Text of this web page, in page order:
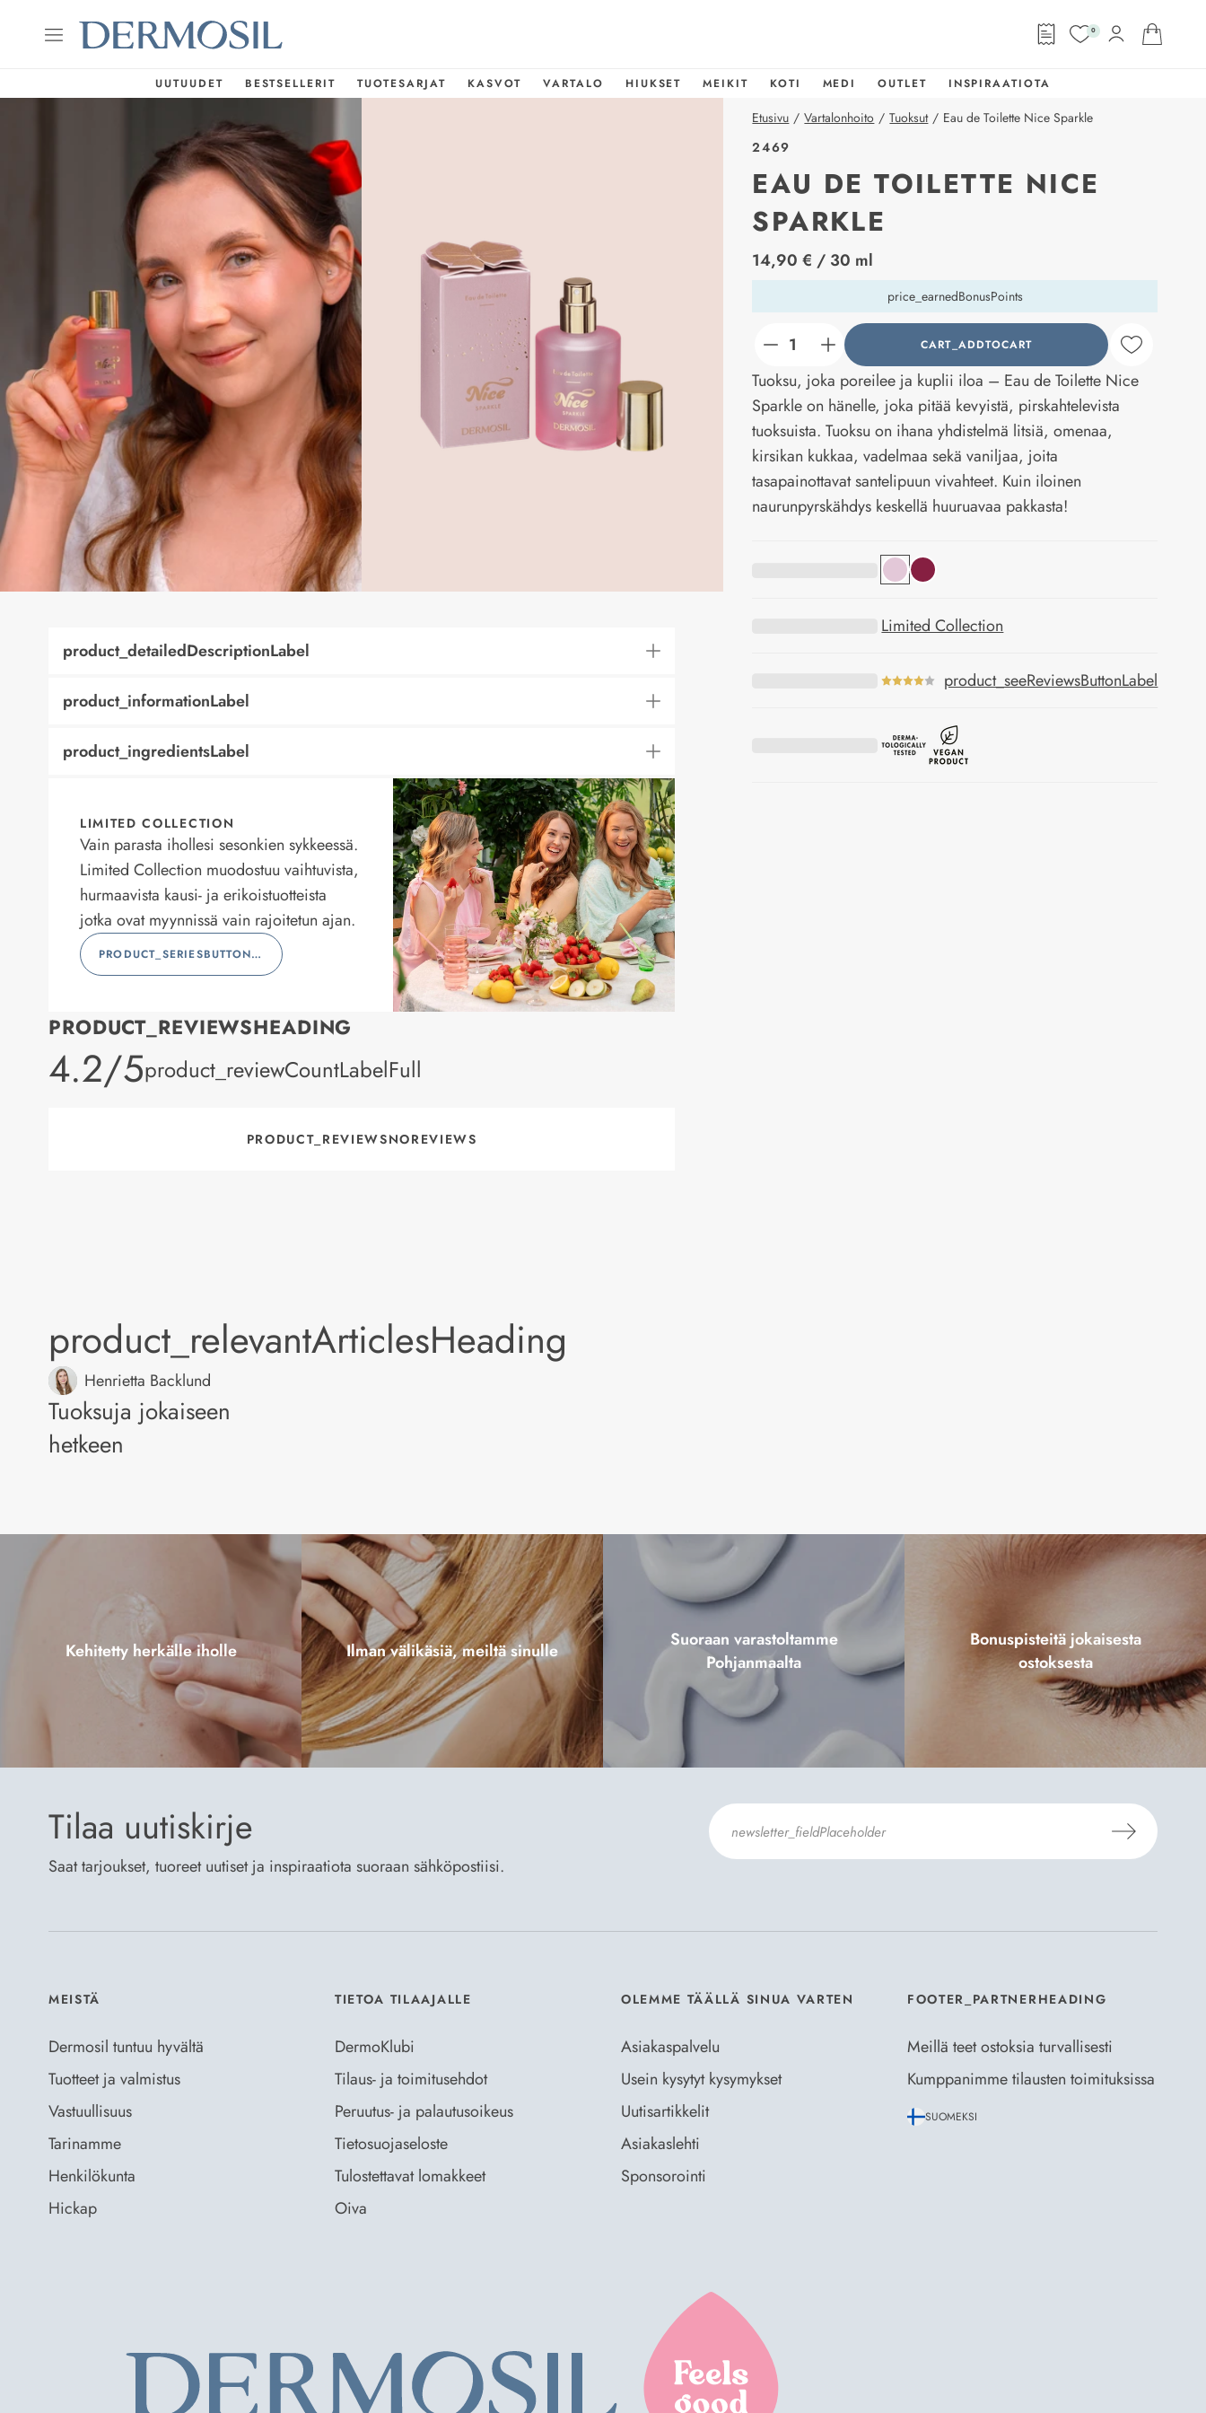
0
UUTUUDET BESTSELLERIT TUOTESARJAT KASVOT VARTALO HIUKSET MEIKIT KOTI MEDI OUTLET INSPIRAATIOTA
Etusivu / Vartalonhoito / Tuoksut / Eau de Toilette Nice Sparkle
2469
EAU DE TOILETTE NICE
SPARKLE
price_label
14,90 € / 30 ml
price_earnedBonusPoints
counter_current CART_ADDTOCART
Tuoksu, joka poreilee ja kuplii iloa – Eau de Toilette Nice
Sparkle on hänelle, joka pitää kevyistä, pirskahtelevista
tuoksuista. Tuoksu on ihana yhdistelmä litsiä, omenaa,
kirsikan kukkaa, vadelmaa sekä vaniljaa, joita
tasapainottavat santelipuun vivahteet. Kuin iloinen
naurunpyrskähdys keskellä huuruavaa pakkasta!
Limited Collection
product_seeReviewsButtonLabel
product_detailedDescriptionLabel
product_informationLabel
product_ingredientsLabel
LIMITED COLLECTION
Vain parasta ihollesi sesonkien sykkeessä.
Limited Collection muodostuu vaihtuvista,
hurmaavista kausi- ja erikoistuotteista
jotka ovat myynnissä vain rajoitetun ajan.
PRODUCT_SERIESBUTTONLABEL
PRODUCT_REVIEWSHEADING
product_rating
4.2/5product_reviewCountLabelFull
PRODUCT_REVIEWSNOREVIEWS
product_relevantArticlesHeading
Henrietta Backlund
Tuoksuja jokaiseen
hetkeen
Kehitetty herkälle iholle Ilman välikäsiä, meiltä sinulle
Suoraan varastoltamme
Pohjanmaalta
Bonuspisteitä jokaisesta
ostoksesta
Tilaa uutiskirje
Saat tarjoukset, tuoreet uutiset ja inspiraatiota suoraan sähköpostiisi.
MEISTÄ
Dermosil tuntuu hyvältä
Tuotteet ja valmistus
Vastuullisuus
Tarinamme
Henkilökunta
Hickap
TIETOA TILAAJALLE
DermoKlubi
Tilaus- ja toimitusehdot
Peruutus- ja palautusoikeus
Tietosuojaseloste
Tulostettavat lomakkeet
Oiva
OLEMME TÄÄLLÄ SINUA VARTEN
Asiakaspalvelu
Usein kysytyt kysymykset
Uutisartikkelit
Asiakaslehti
Sponsorointi
FOOTER_PARTNERHEADING
Meillä teet ostoksia turvallisesti
Kumppanimme tilausten toimituksissa
SUOMEKSI